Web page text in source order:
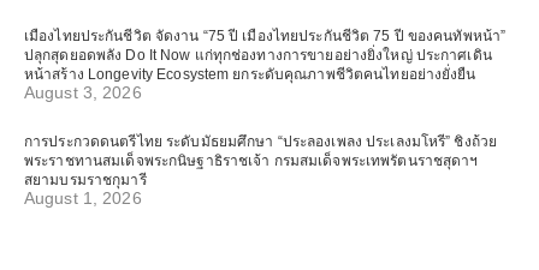
เมืองไทยประกันชีวิต จัดงาน “75 ปี เมืองไทยประกันชีวิต 75 ปี ของคนทัพหน้า”
ปลุกสุดยอดพลัง Do It Now แก่ทุกช่องทางการขายอย่างยิ่งใหญ่ ประกาศเดิน
หน้าสร้าง Longevity Ecosystem ยกระดับคุณภาพชีวิตคนไทยอย่างยั่งยืน
August 3, 2026
การประกวดดนตรีไทย ระดับมัธยมศึกษา “ประลองเพลง ประเลงมโหรี” ชิงถ้วย
พระราชทานสมเด็จพระกนิษฐาธิราชเจ้า กรมสมเด็จพระเทพรัตนราชสุดาฯ
สยามบรมราชกุมารี
August 1, 2026